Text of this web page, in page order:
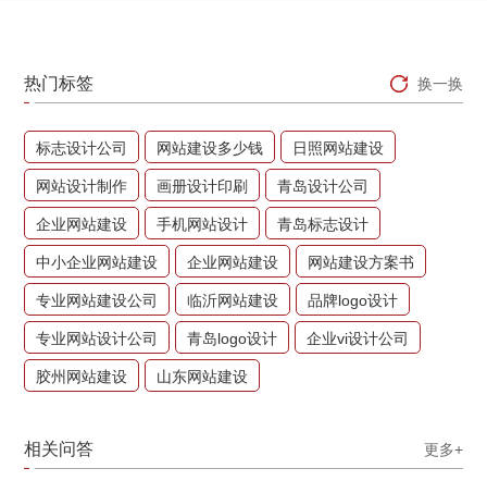
热门标签 换一换
标志设计公司 网站建设多少钱 日照网站建设
网站设计制作 画册设计印刷 青岛设计公司
企业网站建设 手机网站设计 青岛标志设计
中小企业网站建设 企业网站建设 网站建设方案书
专业网站建设公司 临沂网站建设 品牌logo设计
专业网站设计公司 青岛logo设计 企业vi设计公司
胶州网站建设 山东网站建设
相关问答 更多+